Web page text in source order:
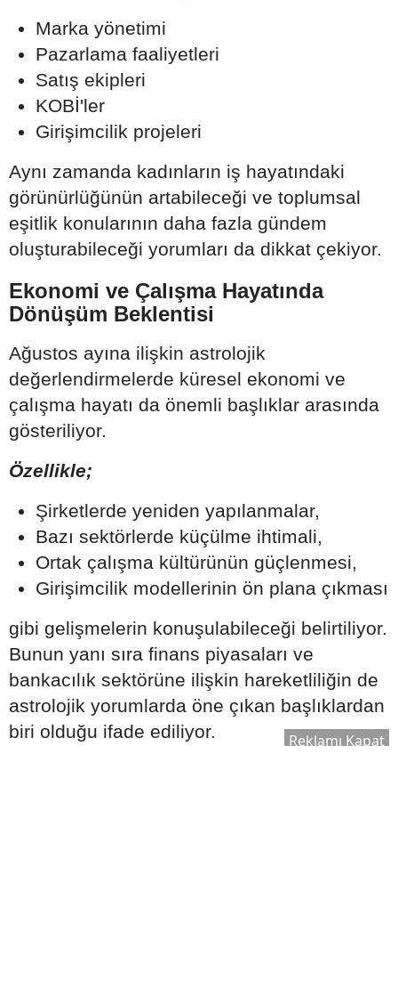
Marka yönetimi
Pazarlama faaliyetleri
Satış ekipleri
KOBİ'ler
Girişimcilik projeleri
Aynı zamanda kadınların iş hayatındaki
görünürlüğünün artabileceği ve toplumsal
eşitlik konularının daha fazla gündem
oluşturabileceği yorumları da dikkat çekiyor.
Ekonomi ve Çalışma Hayatında
Dönüşüm Beklentisi
Ağustos ayına ilişkin astrolojik
değerlendirmelerde küresel ekonomi ve
çalışma hayatı da önemli başlıklar arasında
gösteriliyor.
Özellikle;
Şirketlerde yeniden yapılanmalar,
Bazı sektörlerde küçülme ihtimali,
Ortak çalışma kültürünün güçlenmesi,
Girişimcilik modellerinin ön plana çıkması
gibi gelişmelerin konuşulabileceği belirtiliyor.
Bunun yanı sıra finans piyasaları ve
bankacılık sektörüne ilişkin hareketliliğin de
astrolojik yorumlarda öne çıkan başlıklardan
biri olduğu ifade ediliyor.
Reklamı Kapat